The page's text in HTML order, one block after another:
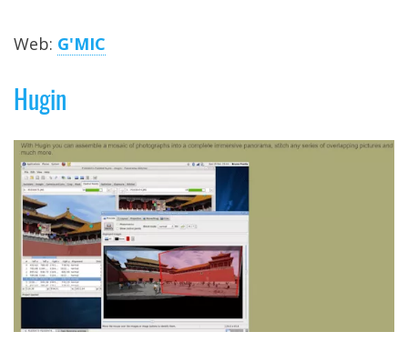
Web: G'MIC
Hugin